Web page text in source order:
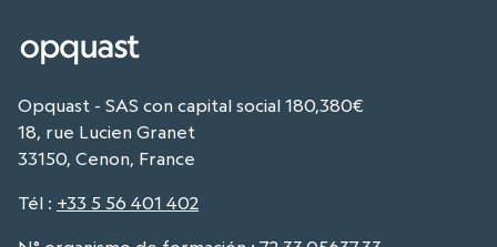
Opquast - SAS con capital social 180,380€
18, rue Lucien Granet
33150, Cenon, France
Tél : +33 5 56 401 402